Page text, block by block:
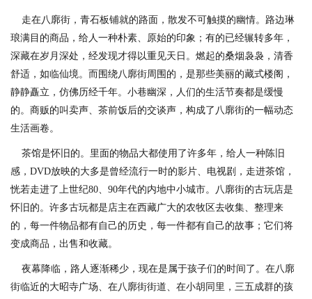
走在八廓街，青石板铺就的路面，散发不可触摸的幽情。路边琳
琅满目的商品，给人一种朴素、原始的印象；有的已经辗转多年，
深藏在岁月深处，经发现才得以重见天日。燃起的桑烟袅袅，清香
舒适，如临仙境。而围绕八廓街周围的，是那些美丽的藏式楼阁，
静静矗立，仿佛历经千年。小巷幽深，人们的生活节奏都是缓慢
的。商贩的叫卖声、茶前饭后的交谈声，构成了八廓街的一幅动态
生活画卷。
茶馆是怀旧的。里面的物品大都使用了许多年，给人一种陈旧
感，DVD放映的大多是曾经流行一时的影片、电视剧，走进茶馆，
恍若走进了上世纪80、90年代的内地中小城市。八廓街的古玩店是
怀旧的。许多古玩都是店主在西藏广大的农牧区去收集、整理来
的，每一件物品都有自己的历史，每一件都有自己的故事；它们将
变成商品，出售和收藏。
夜幕降临，路人逐渐稀少，现在是属于孩子们的时间了。在八廓
街临近的大昭寺广场、在八廓街街道、在小胡同里，三五成群的孩